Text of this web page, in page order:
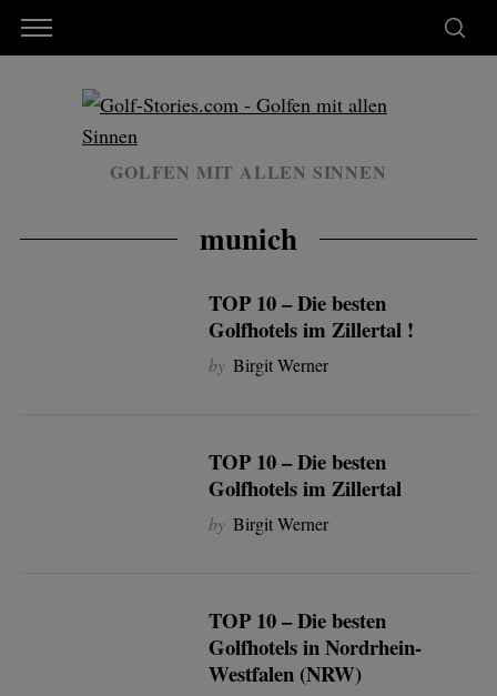
GOLFEN MIT ALLEN SINNEN
munich
TOP 10 – Die besten
Golfhotels im Zillertal !
by Birgit Werner
TOP 10 – Die besten
Golfhotels im Zillertal
by Birgit Werner
TOP 10 – Die besten
Golfhotels in Nordrhein-
Westfalen (NRW)